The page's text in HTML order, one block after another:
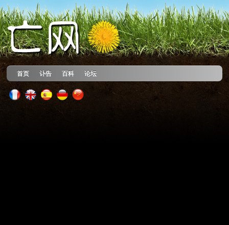
首页 讣告 百科 论坛